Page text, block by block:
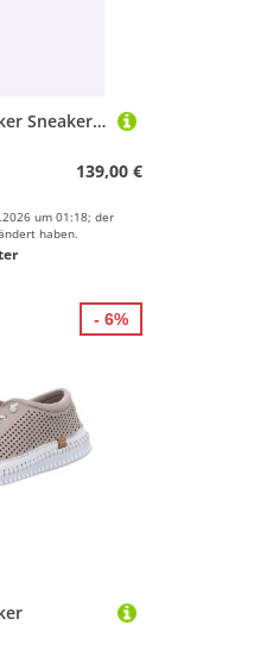
Andrea Conti Sneaker Sneaker Wechselfußbett
139,00 €
um 01:18; der
haben.
- 6%